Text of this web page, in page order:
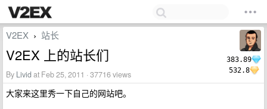
383.89
532.8
V2EX › 站长
V2EX 上的站长们
By Livid at Feb 25, 2011 · 37716 views
大家来这里秀一下自己的网站吧。